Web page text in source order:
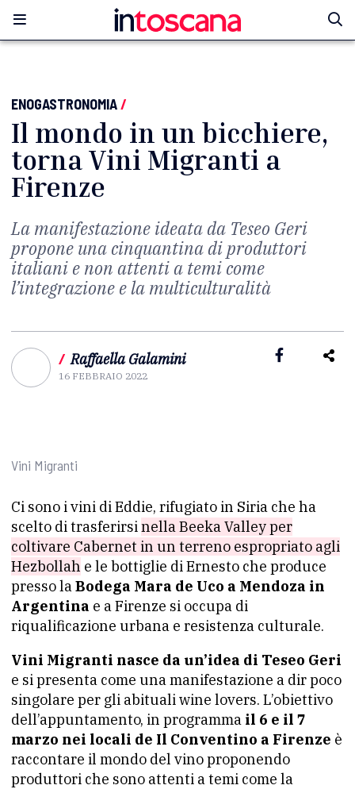
ENOGASTRONOMIA/
Il mondo in un bicchiere,
torna Vini Migranti a
Firenze
La manifestazione ideata da Teseo Geri
propone una cinquantina di produttori
italiani e non attenti a temi come
l’integrazione e la multiculturalità
/ Raffaella Galamini
16 FEBBRAIO 2022
Vini Migranti
Ci sono i vini di Eddie, rifugiato in Siria che ha
scelto di trasferirsinella Beeka Valley per
coltivare Cabernet in un terreno espropriato agli
Hezbollah e le bottiglie di Ernesto che produce
presso laBodega Mara de Uco a Mendoza in
Argentina e a Firenze si occupa di
riqualificazione urbana e resistenza culturale.
Vini Migranti nasce da un’idea di Teseo Geri
e si presenta come una manifestazione a dir poco
singolare per gli abituali wine lovers. L’obiettivo
dell’appuntamento, in programma il 6 e il 7
marzo nei locali de Il Conventino a Firenze è
raccontare il mondo del vino proponendo
produttori che sono attenti a temi come la